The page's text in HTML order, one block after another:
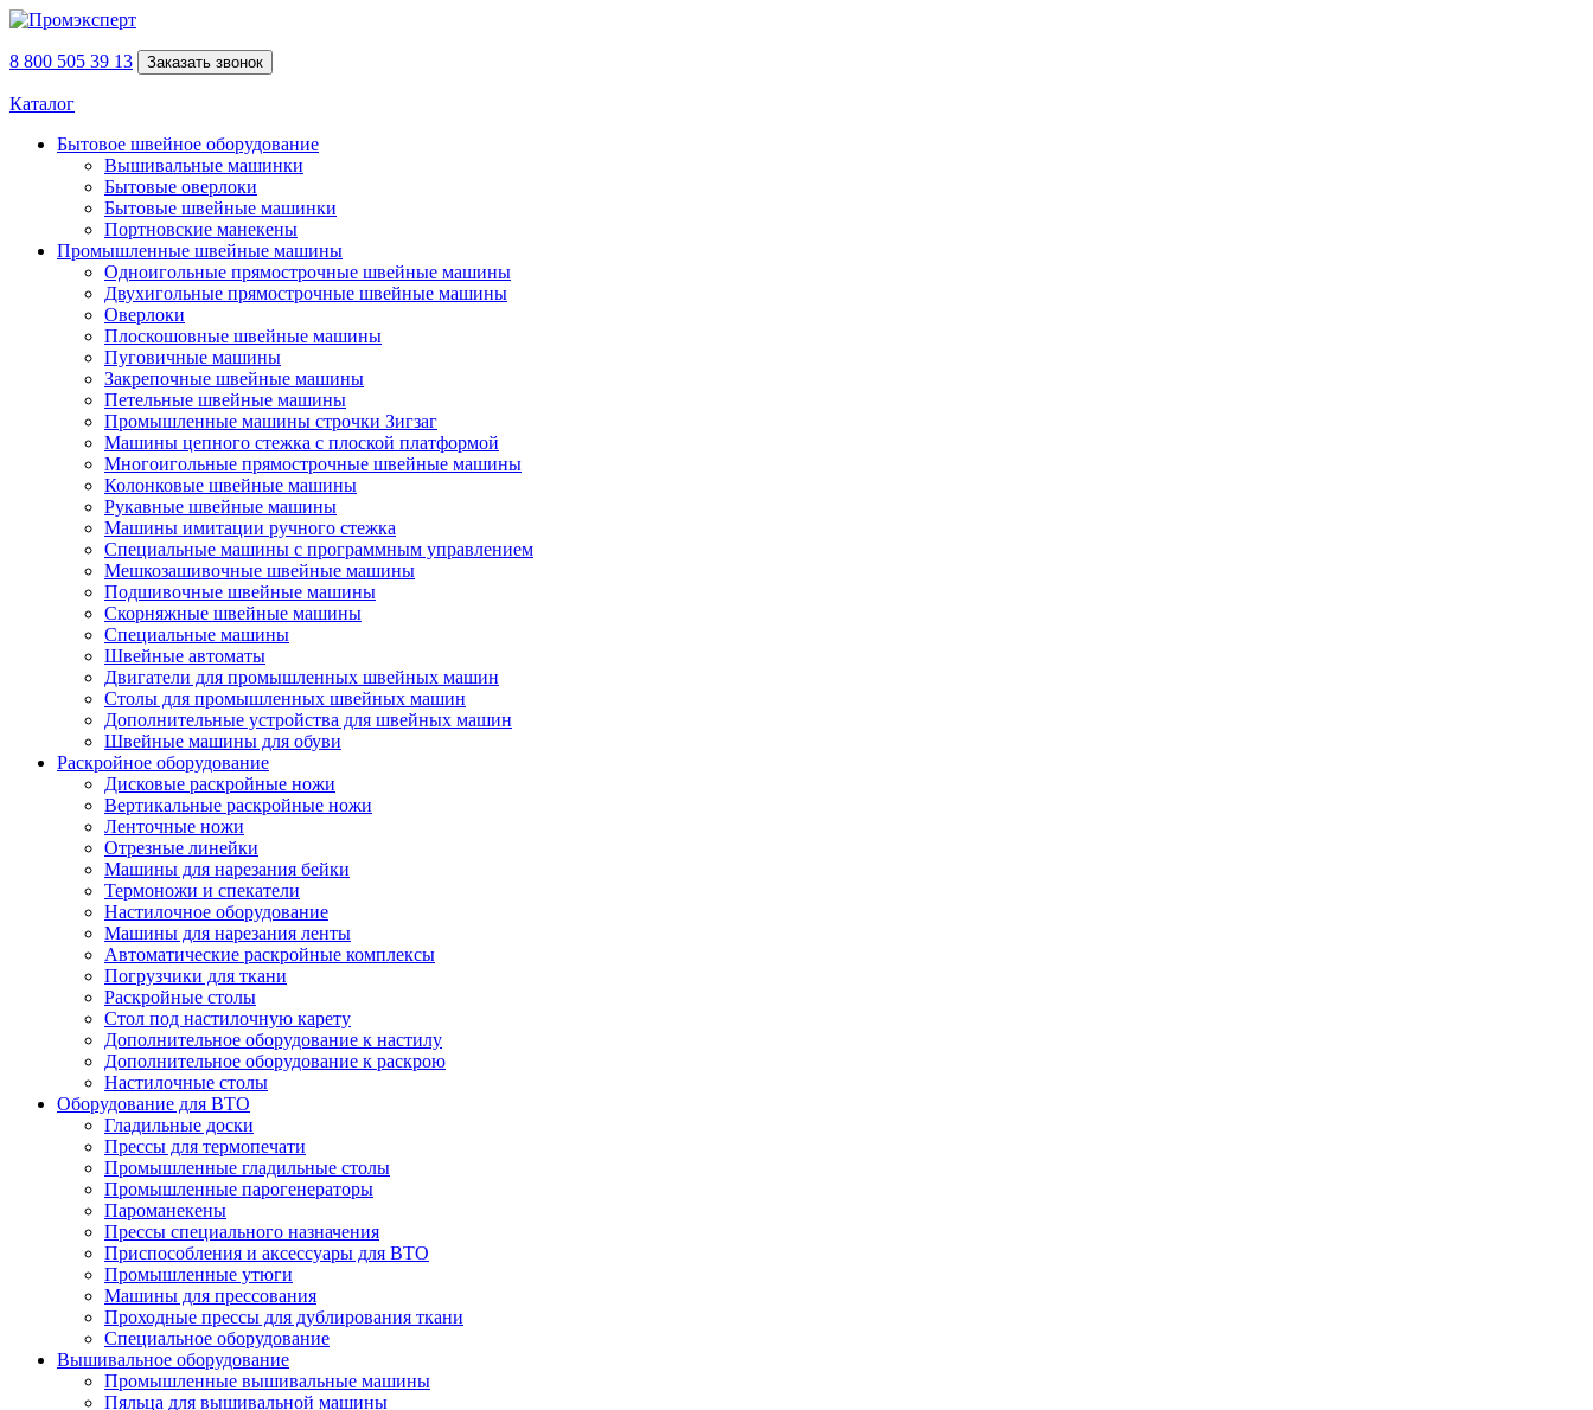
8 800 505 39 13 Заказать звонок
Каталог
Бытовое швейное оборудование
Вышивальные машинки
Бытовые оверлоки
Бытовые швейные машинки
Портновские манекены
Промышленные швейные машины
Одноигольные прямострочные швейные машины
Двухигольные прямострочные швейные машины
Оверлоки
Плоскошовные швейные машины
Пуговичные машины
Закрепочные швейные машины
Петельные швейные машины
Промышленные машины строчки Зигзаг
Машины цепного стежка с плоской платформой
Многоигольные прямострочные швейные машины
Колонковые швейные машины
Рукавные швейные машины
Машины имитации ручного стежка
Специальные машины с программным управлением
Мешкозашивочные швейные машины
Подшивочные швейные машины
Скорняжные швейные машины
Специальные машины
Швейные автоматы
Двигатели для промышленных швейных машин
Столы для промышленных швейных машин
Дополнительные устройства для швейных машин
Швейные машины для обуви
Раскройное оборудование
Дисковые раскройные ножи
Вертикальные раскройные ножи
Ленточные ножи
Отрезные линейки
Машины для нарезания бейки
Термоножи и спекатели
Настилочное оборудование
Машины для нарезания ленты
Автоматические раскройные комплексы
Погрузчики для ткани
Раскройные столы
Стол под настилочную карету
Дополнительное оборудование к настилу
Дополнительное оборудование к раскрою
Настилочные столы
Оборудование для ВТО
Гладильные доски
Прессы для термопечати
Промышленные гладильные столы
Промышленные парогенераторы
Пароманекены
Прессы специального назначения
Приспособления и аксессуары для ВТО
Промышленные утюги
Машины для прессования
Проходные прессы для дублирования ткани
Специальное оборудование
Вышивальное оборудование
Промышленные вышивальные машины
Пяльца для вышивальной машины